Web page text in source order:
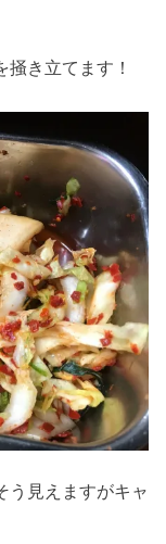
き立てます！
う見えますがキャ